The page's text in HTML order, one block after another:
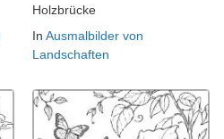
Holzbrücke
In Ausmalbilder von
Landschaften